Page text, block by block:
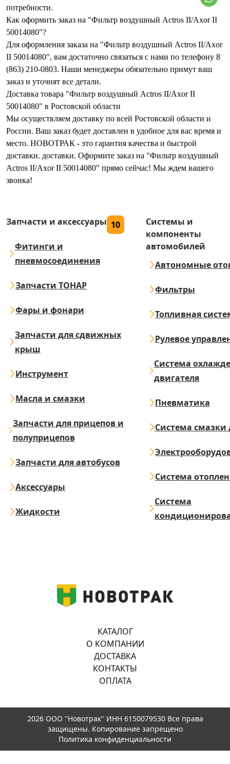
потребности.
Как оформить заказ на "Фильтр воздушный Actros II/Axor II
50014080"?
Для оформления заказа на "Фильтр воздушный Actros II/Axor
II 50014080", вам достаточно связаться с нами по телефону 8
(863) 210-0803. Наши менеджеры обязательно примут ваш
заказ и уточнят все детали.
Доставка товара "Фильтр воздушный Actros II/Axor II
50014080" в Ростовской области
Мы осуществляем доставку по всей Ростовской области и
России. Ваш заказ будет доставлен в удобное для вас время и
место. НОВОТРАК - это гарантия качества и быстрой
доставки. доставки. Оформите заказ на "Фильтр воздушный
Actros II/Axor II 50014080" прямо сейчас! Мы ждем вашего
звонка!
Запчасти и аксессуары 10
Фитинги и
пневмосоединения
Запчасти ТОНАР
Фары и фонари
Запчасти для сдвижных
крыш
Инструмент
Масла и смазки
Запчасти для прицепов и
полуприцепов
Запчасти для автобусов
Аксессуары
Жидкости
Системы и
компоненты
автомобилей
Автономные
Фильтры
Топливная
Рулевое
Система
двигателя
Пневматика
Система смазки
Система
Система
КАТАЛОГ
О КОМПАНИИ
ДОСТАВКА
КОНТАКТЫ
ОПЛАТА
2026 ООО "Новотрак" ИНН 6150079530 Все права
защищены. Копирование запрещено
Политика конфиденциальности